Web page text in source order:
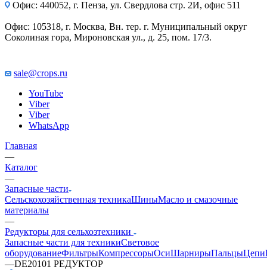
Офис: 440052, г. Пенза, ул. Свердлова стр. 2И, офис 511
Офис: 105318, г. Москва, Вн. тер. г. Муниципальный округ
Соколиная гора, Мироновская ул., д. 25, пом. 17/3.
sale@crops.ru
YouTube
Viber
Viber
WhatsApp
Главная
—
Каталог
—
Запасные части
Сельскохозяйственная техникаШиныМасло и смазочные
материалы
—
Редукторы для сельхозтехники
Запасные части для техникиСветовое
оборудованиеФильтрыКомпрессорыОсиШарнирыПальцыЦепи
—DE20101 РЕДУКТОР